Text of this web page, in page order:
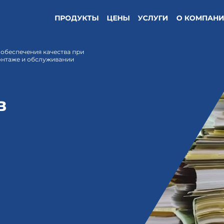
ПРОДУКТЫ ЦЕНЫ УСЛУГИ О
качества при
и обслуживании